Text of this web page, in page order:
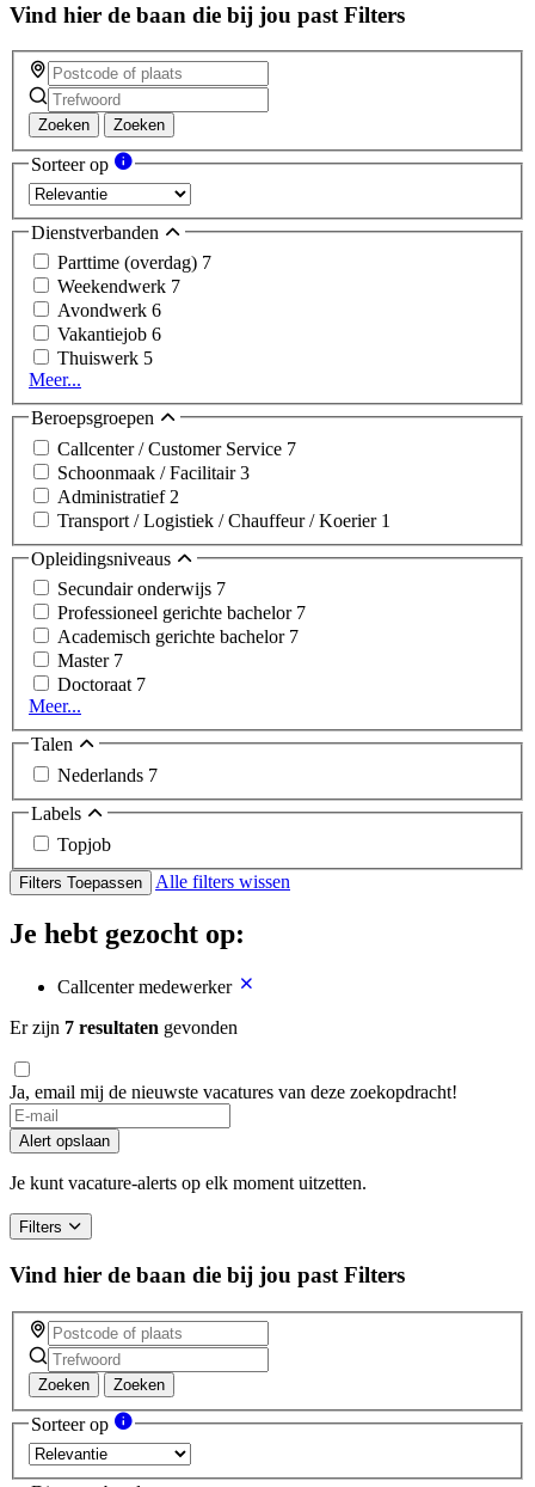
Vind hier de baan die bij jou past Filters
Zoeken Zoeken
Sorteer op
Dienstverbanden
Parttime (overdag) 7
Weekendwerk 7
Avondwerk 6
Vakantiejob 6
Thuiswerk 5
Meer...
Beroepsgroepen
Callcenter / Customer Service 7
Schoonmaak / Facilitair3
Administratief 2
Transport / Logistiek / Chauffeur / Koerier 1
Opleidingsniveaus
Secundair onderwijs 7
Professioneel gerichte bachelor 7
Academisch gerichte bachelor 7
Master 7
Doctoraat 7
Meer...
Talen
Nederlands 7
Labels
Topjob
Filters Toepassen Alle filters wissen
Je hebt gezocht op:
Callcenter medewerker
Er zijn 7 resultaten gevonden
Ja, email mij de nieuwste vacatures van deze zoekopdracht!
Alert opslaan
Je kunt vacature-alerts op elk moment uitzetten.
Filters
Vind hier de baan die bij jou past Filters
Zoeken Zoeken
Sorteer op